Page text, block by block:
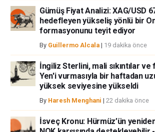
çıkabilecek herhangi bir kar kaybı herhangi bir
herhangi bir kayıp ya da hasar için sorumluluk
Gümüş Fiyat Analizi: XAG/USD
hedefleyen yükseliş yönlü bir
formasyonunu teyit ediyor
By Guillermo Alcala | 19 dakika önce
İngiliz Sterlini, mali sıkıntılar ve
Yen'i vurmasıyla bir haftadan
yüksek seviyesine yükseldi
By Haresh Menghani | 22 dakika önce
İsveç Kronu: Hürmüz’ün yeniden